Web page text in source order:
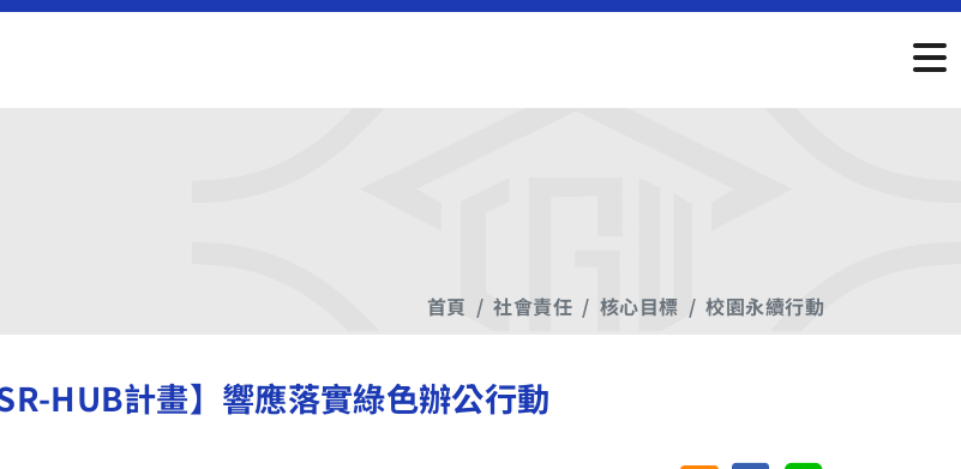
首頁 社會責任 核心目標 校園永續行動
HUB計畫】響應落實綠色辦公行動